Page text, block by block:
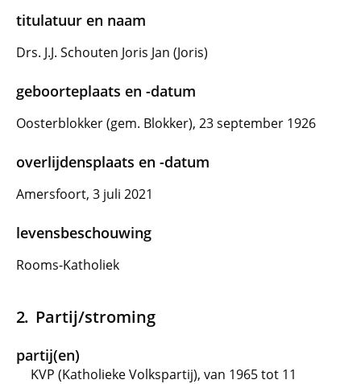
titulatuur en naam
Drs. J.J. Schouten Joris Jan (Joris)
geboorteplaats en -datum
Oosterblokker (gem. Blokker), 23 september 1926
overlijdensplaats en -datum
Amersfoort, 3 juli 2021
levensbeschouwing
Rooms-Katholiek
Partij/stroming
partij(en)
KVP (Katholieke Volkspartij), van 1965 tot 11